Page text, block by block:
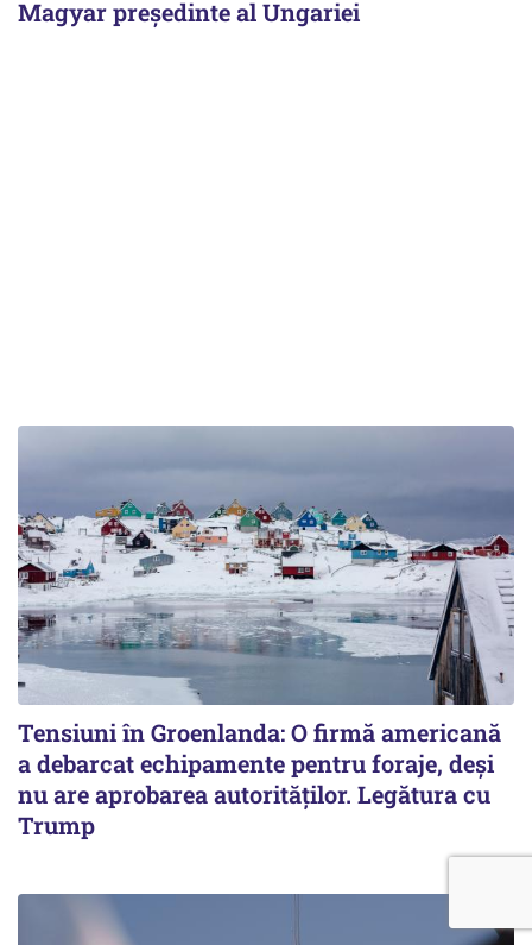
Magyar președinte al Ungariei
Tensiuni în Groenlanda: O firmă americană
a debarcat echipamente pentru foraje, deși
nu are aprobarea autorităților. Legătura cu
Trump